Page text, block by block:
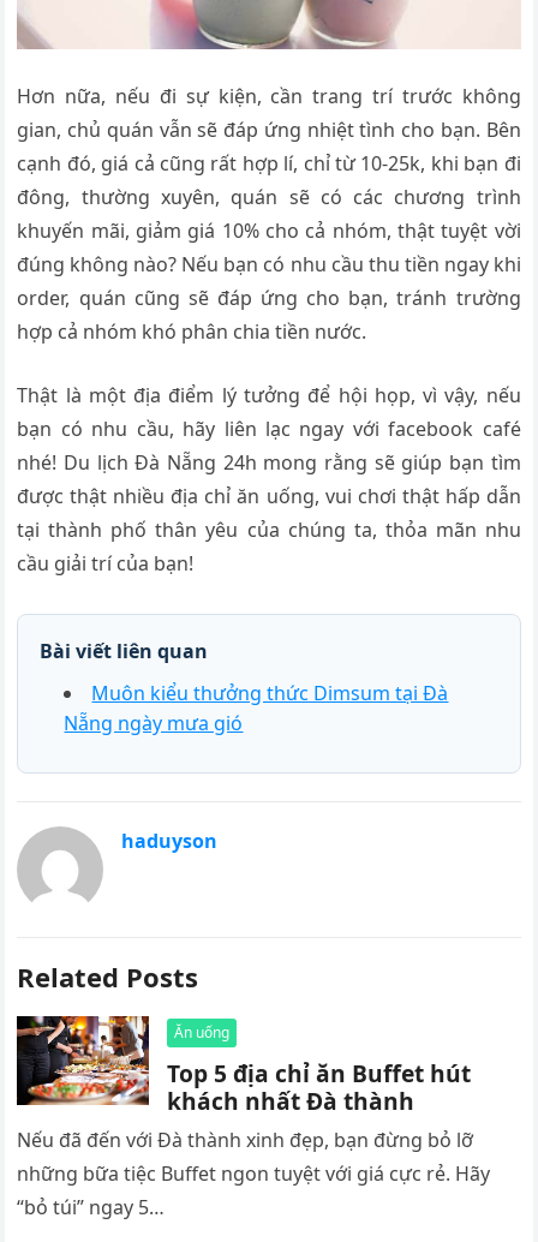
Hơn nữa, nếu đi sự kiện, cần trang trí trước không
gian, chủ quán vẫn sẽ đáp ứng nhiệt tình cho bạn. Bên
cạnh đó, giá cả cũng rất hợp lí, chỉ từ 10-25k, khi bạn đi
đông, thường xuyên, quán sẽ có các chương trình
khuyến mãi, giảm giá 10% cho cả nhóm, thật tuyệt vời
đúng không nào? Nếu bạn có nhu cầu thu tiền ngay khi
order, quán cũng sẽ đáp ứng cho bạn, tránh trường
hợp cả nhóm khó phân chia tiền nước.
Thật là một địa điểm lý tưởng để hội họp, vì vậy, nếu
bạn có nhu cầu, hãy liên lạc ngay với facebook café
nhé! Du lịch Đà Nẵng 24h mong rằng sẽ giúp bạn tìm
được thật nhiều địa chỉ ăn uống, vui chơi thật hấp dẫn
tại thành phố thân yêu của chúng ta, thỏa mãn nhu
cầu giải trí của bạn!
Bài viết liên quan
Muôn kiểu thưởng thức Dimsum tại Đà
Nẵng ngày mưa gió
haduyson
Related Posts
Ăn uống
Top 5 địa chỉ ăn Buffet hút
khách nhất Đà thành
Nếu đã đến với Đà thành xinh đẹp, bạn đừng bỏ lỡ
những bữa tiệc Buffet ngon tuyệt với giá cực rẻ. Hãy
“bỏ túi” ngay 5…